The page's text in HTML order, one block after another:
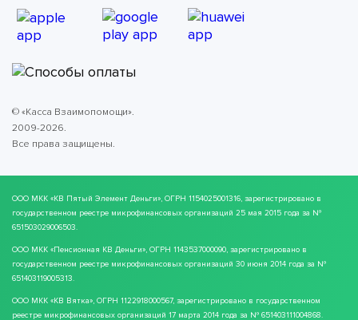
© «Касса Взаимопомощи».
2009-2026.
Все права защищены.
ООО МКК «КВ Пятый Элемент Деньги», ОГРН 1154025001316, зарегистрировано в
государственном реестре микрофинансовых организаций 25 мая 2015 года за №
651503029006503.
ООО МКК «Пенсионная КВ Деньги», ОГРН 1143537000090, зарегистрировано в
государственном реестре микрофинансовых организаций 30 июня 2014 года за №
651403119005313.
ООО МКК «КВ Вятка», ОГРН 1122918000567, зарегистрировано в государственном
реестре микрофинансовых организаций 17 марта 2014 года за № 651403111004868.